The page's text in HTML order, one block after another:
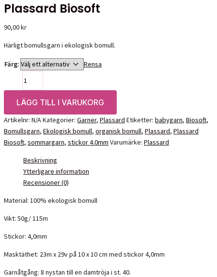
Plassard Biosoft
90,00kr
Härligt bomullsgarn i ekologisk bomull.
Färg:
Rensa
mängdLÄGG TILL I VARUKORG
Artikelnr: N/AKategorier: Garner, Plassard Etiketter: babygarn, Biosoft,
Bomullsgarn, Ekologisk bomull, organisk bomull, Plassard, Plassard
Biosoft, sommargarn, stickor 4.0mm Varumärke: Plassard
Beskrivning
Ytterligare information
Recensioner (0)
Material: 100% ekologisk bomull
Vikt: 50g/ 115m
Stickor: 4,0mm
Masktäthet: 23m x 29v på 10 x 10 cm med stickor 4,0mm
Garnåtgång: 8 nystan till en damtröja i st. 40.